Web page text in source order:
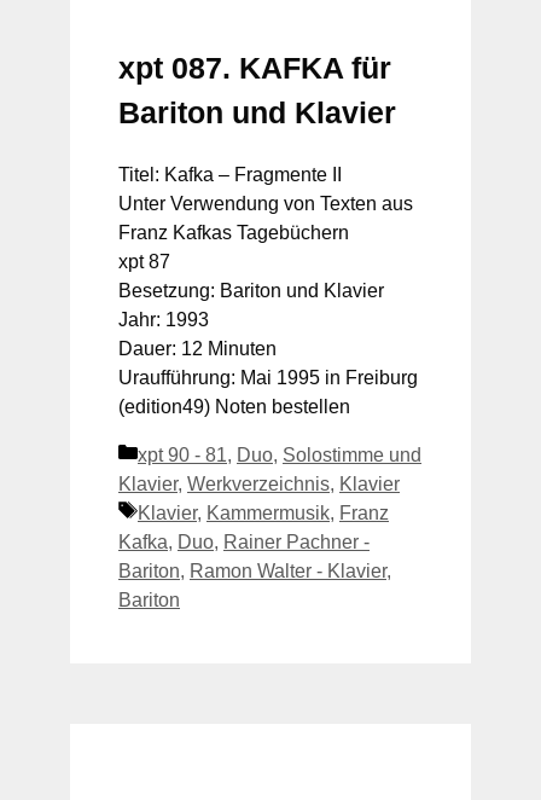
xpt 087. KAFKA für
Bariton und Klavier
Titel: Kafka – Fragmente II
Unter Verwendung von Texten aus
Franz Kafkas Tagebüchern
xpt 87
Besetzung: Bariton und Klavier
Jahr: 1993
Dauer: 12 Minuten
Uraufführung: Mai 1995 in Freiburg
(edition49) Noten bestellen
Kategorien
xpt 90 - 81, Duo, Solostimme und
Klavier, Werkverzeichnis, Klavier
Schlagwörter
Klavier, Kammermusik, Franz
Kafka, Duo, Rainer Pachner -
Bariton, Ramon Walter - Klavier,
Bariton